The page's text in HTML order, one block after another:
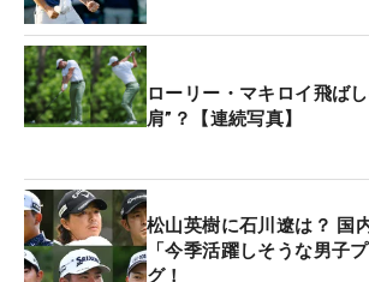
ローリー・マキロイ飛ば
肩”？【連続写真】
松山英樹に石川遼は？ 国
「今季活躍しそうな男子
グ！